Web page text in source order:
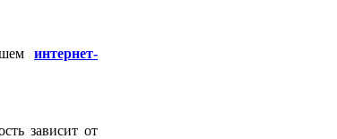
интернет-
зависит от